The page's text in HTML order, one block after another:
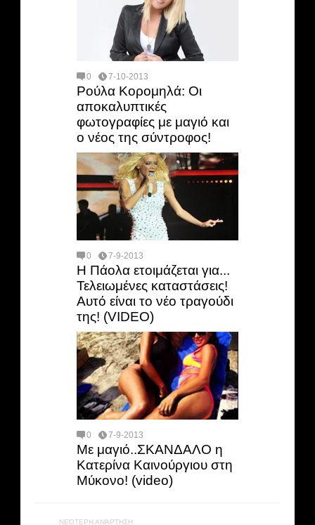
0 7-10-2013
Ρούλα Κορομηλά: Οι
αποκαλυπτικές
φωτογραφίες με μαγιό και
ο νέος της σύντροφος!
0 7-9-2013
Η Πάολα ετοιμάζεται για...
Τελειωμένες καταστάσεις!
Αυτό είναι το νέο τραγούδι
της! (VIDEO)
0 7-9-2013
Με μαγιό..ΣΚΑΝΔΑΛΟ η
Κατερίνα Καινούργιου στη
Μύκονο! (video)
ΝΕΌΤΕΡΗ ΑΝΆΡΤΗΣΗ